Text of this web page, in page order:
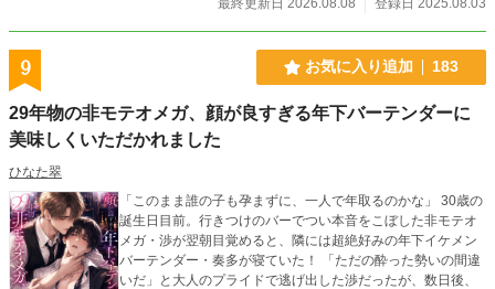
最終更新日 2026.08.08
登録日 2025.08.03
9 お気に入り追加 183
29年物の非モテオメガ、顔が良すぎる年下バーテンダーに
美味しくいただかれました
ひなた翠
「このまま誰の子も孕まずに、一人で年取るのかな」 30歳の
誕生日目前。行きつけのバーでつい本音をこぼした非モテオ
メガ・渉が翌朝目覚めると、隣には超絶好みの年下イケメン
バーテンダー・奏多が寝ていた！ 「ただの酔った勢いの間違
いだ」と大人のプライドで逃げ出した渉だったが、数日後、